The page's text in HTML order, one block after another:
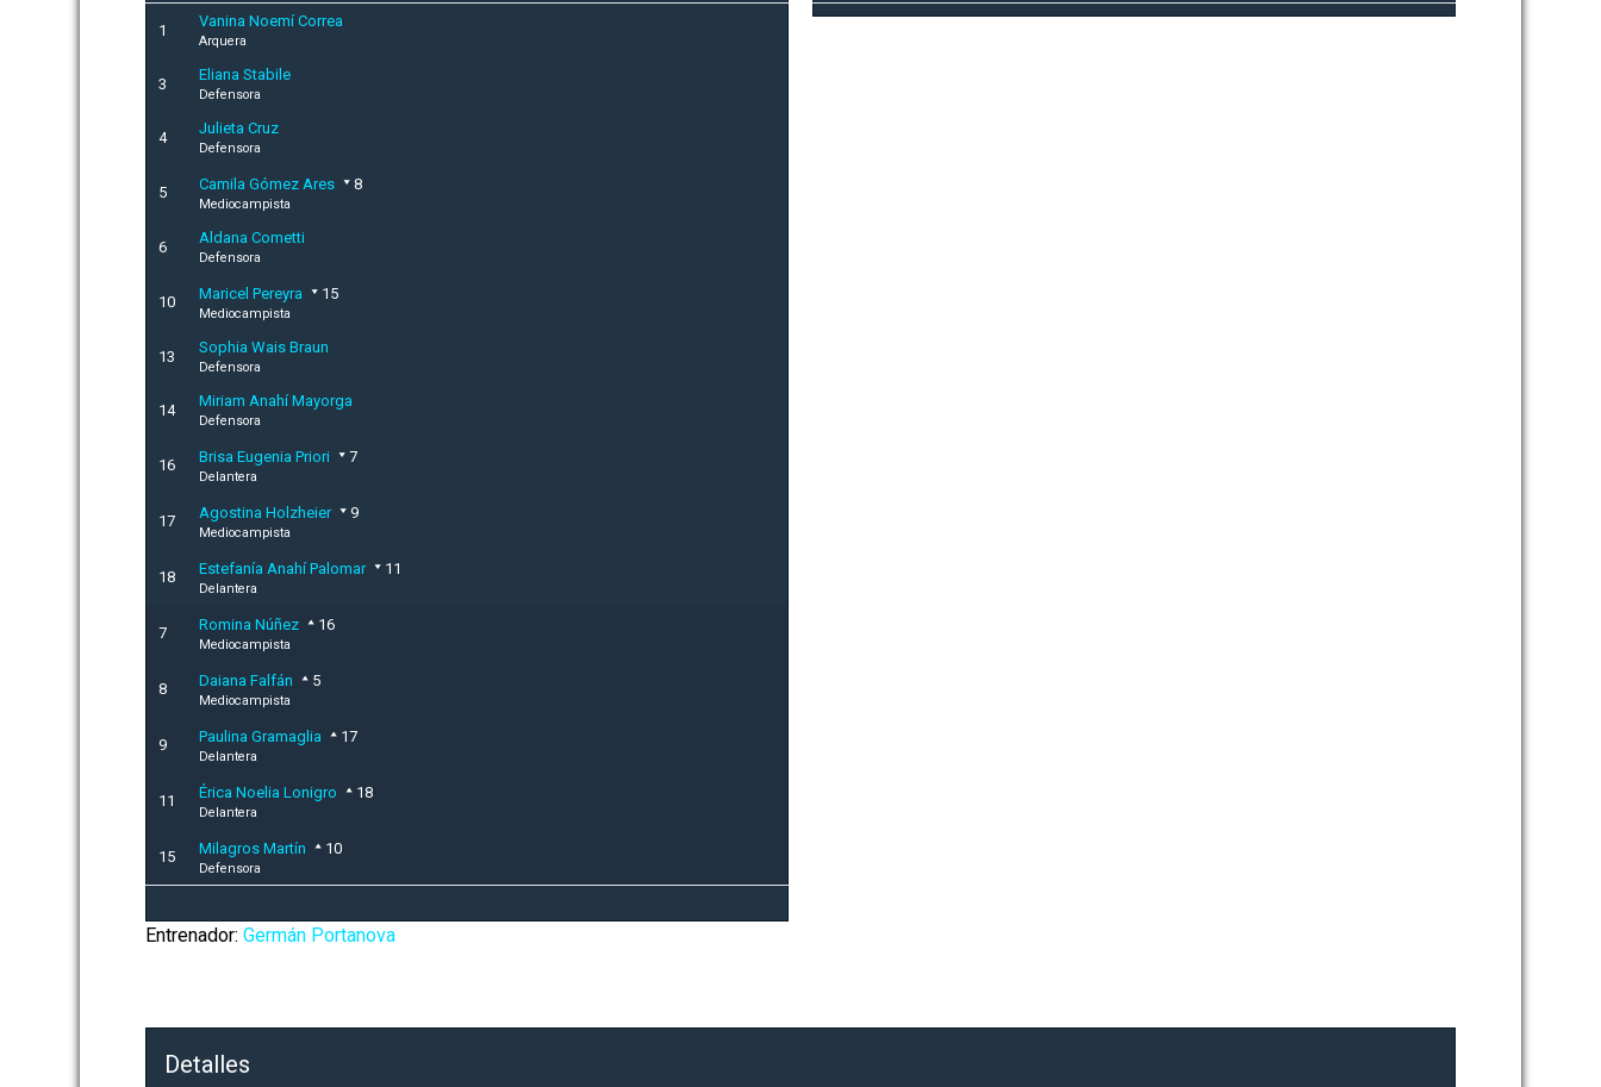
1
Vanina Noemí Correa
Arquera
3
Eliana Stabile
Defensora
4
Julieta Cruz
Defensora
5 Camila Gómez Ares 8
Mediocampista
6
Aldana Cometti
Defensora
10 Maricel Pereyra 15
Mediocampista
13
Sophia Wais Braun
Defensora
14
Miriam Anahí Mayorga
Defensora
16 Brisa Eugenia Priori 7
Delantera
17 Agostina Holzheier 9
Mediocampista
18 Estefanía Anahí Palomar 11
Delantera
7 Romina Núñez 16
Mediocampista
8 Daiana Falfán 5
Mediocampista
9 Paulina Gramaglia 17
Delantera
11 Érica Noelia Lonigro 18
Delantera
15 Milagros Martín 10
Defensora
Entrenador: Germán Portanova
Detalles